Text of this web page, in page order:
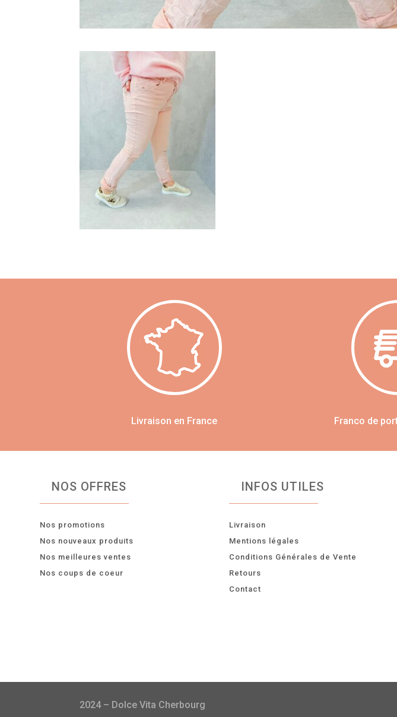
Livraison en France Franco de
NOS OFFRES
Nos promotions
Nos nouveaux produits
Nos meilleures ventes
Nos coups de coeur
INFOS UTILES
Livraison
Mentions légales
Conditions Générales de Vente
Retours
Contact
2024 – Dolce Vita Cherbourg